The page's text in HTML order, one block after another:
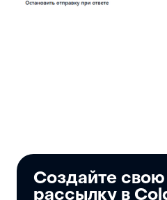
Создайте
рассылку в